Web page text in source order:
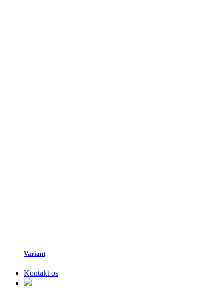
Variant
Kontakt os